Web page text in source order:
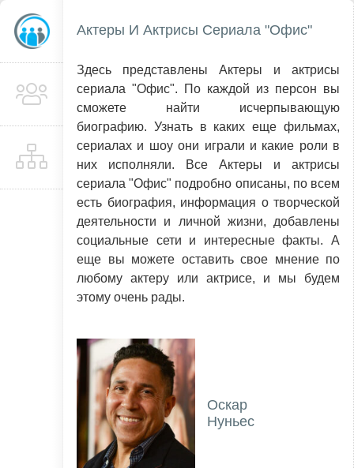
Актеры И Актрисы Сериала "Офис"
Здесь представлены Актеры и актрисы
сериала "Офис". По каждой из персон вы
сможете найти исчерпывающую
биографию. Узнать в каких еще фильмах,
сериалах и шоу они играли и какие роли в
них исполняли. Все Актеры и актрисы
сериала "Офис" подробно описаны, по всем
есть биография, информация о творческой
деятельности и личной жизни, добавлены
социальные сети и интересные факты. А
еще вы можете оставить свое мнение по
любому актеру или актрисе, и мы будем
этому очень рады.
Оскар
Нуньес